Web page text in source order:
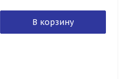
В корзину